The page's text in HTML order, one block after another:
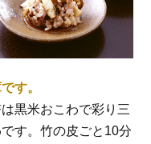
す。
黒米おこわで彩り三
す。竹の皮ごと10分